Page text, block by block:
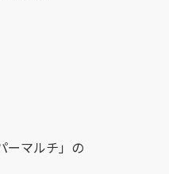
ーマルチ」の